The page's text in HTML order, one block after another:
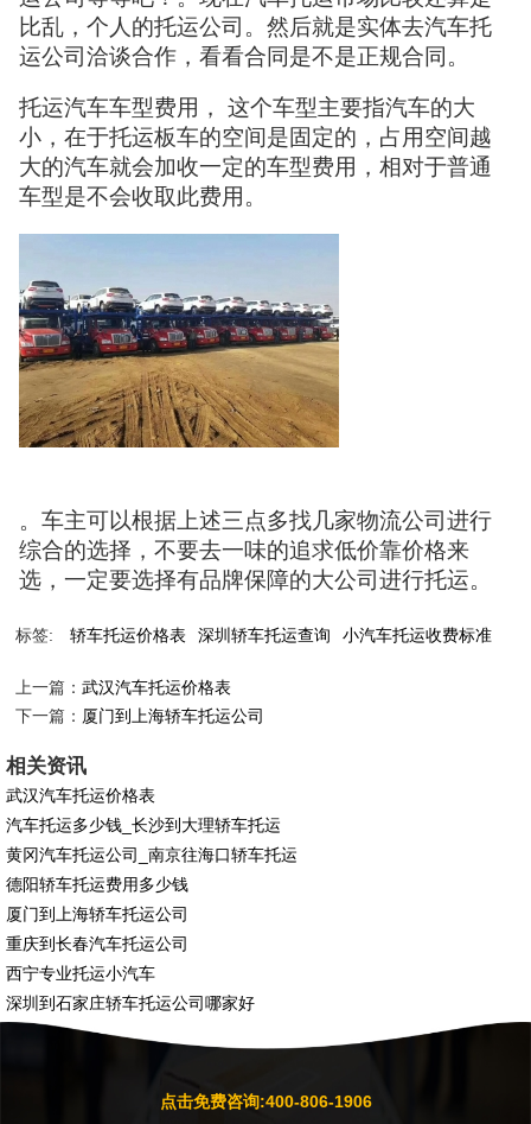
比乱，个人的托运公司。然后就是实体去汽车托
运公司洽谈合作，看看合同是不是正规合同。
托运汽车车型费用， 这个车型主要指汽车的大
小，在于托运板车的空间是固定的，占用空间越
大的汽车就会加收一定的车型费用，相对于普通
车型是不会收取此费用。
。车主可以根据上述三点多找几家物流公司进行
综合的选择，不要去一味的追求低价靠价格来
选，一定要选择有品牌保障的大公司进行托运。
标签: 轿车托运价格表 深圳轿车托运查询 小汽车托运收费标准
上一篇：武汉汽车托运价格表
下一篇： 厦门到上海轿车托运公司
相关资讯
武汉汽车托运价格表
汽车托运多少钱_长沙到大理轿车托运
黄冈汽车托运公司_南京往海口轿车托运
德阳轿车托运费用多少钱
厦门到上海轿车托运公司
重庆到长春汽车托运公司
西宁专业托运小汽车
深圳到石家庄轿车托运公司哪家好
点击免费咨询:400-806-1906